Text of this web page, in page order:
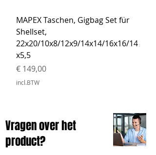
MAPEX Taschen, Gigbag Set für
Shellset,
22x20/10x8/12x9/14x14/16x16/14
x5,5
Prijs
€ 149,00
incl.BTW
Prijs
€
Vragen over het
product?